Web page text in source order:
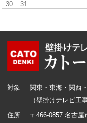
30
31
対象
関東・東海・関西
（壁掛けテレビ工
住所
〒466-0857 名古屋